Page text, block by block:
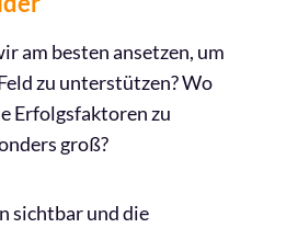
am besten ansetzen, um
zu unterstützen? Wo
Erfolgsfaktoren zu
groß?
sichtbar und die